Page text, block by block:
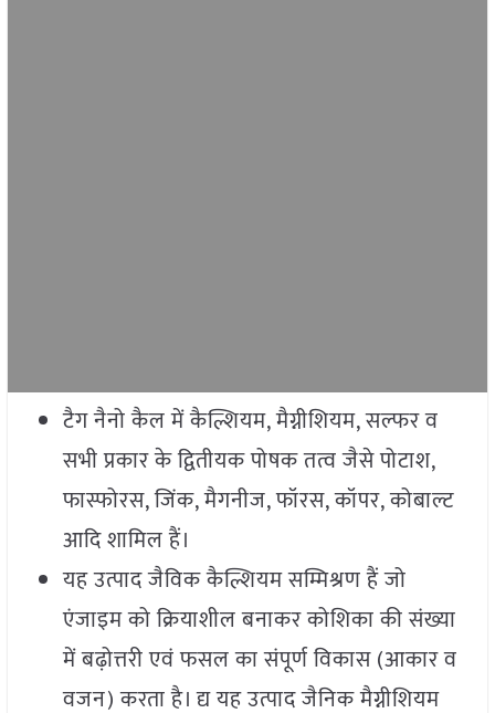
टैग नैनो कैल में कैल्शियम, मैग्नीशियम, सल्फर व
सभी प्रकार के द्वितीयक पोषक तत्व जैसे पोटाश,
फास्फोरस, जिंक, मैगनीज, फॉरस, कॉपर, कोबाल्ट
आदि शामिल हैं।
यह उत्पाद जैविक कैल्शियम सम्मिश्रण हैं जो
एंजाइम को क्रियाशील बनाकर कोशिका की संख्या
में बढ़ोत्तरी एवं फसल का संपूर्ण विकास (आकार व
वजन) करता है। द्य यह उत्पाद जैनिक मैग्नीशियम